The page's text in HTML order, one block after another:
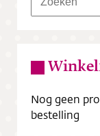
Verkooppunten
Bezorging
Contact
Nog geen
bestelling